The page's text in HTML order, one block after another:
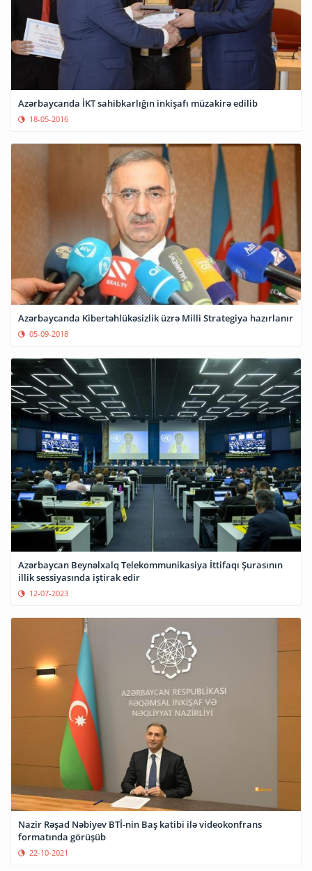
Azərbaycanda İKT sahibkarlığın inkişafı müzakirə edilib
18-05-2016
Azərbaycanda Kibertəhlükəsizlik üzrə Milli Strategiya hazırlanır
05-09-2018
Azərbaycan Beynəlxalq Telekommunikasiya İttifaqı Şurasının
illik sessiyasında iştirak edir
12-07-2023
Nazir Rəşad Nəbiyev BTİ-nin Baş katibi ilə videokonfrans
formatında görüşüb
22-10-2021